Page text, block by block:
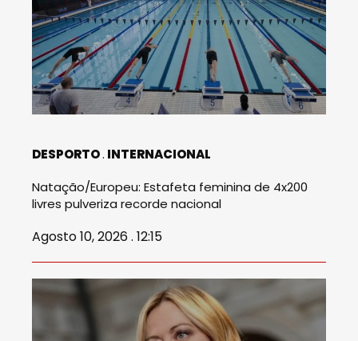
DESPORTO INTERNACIONAL
Natação/Europeu: Estafeta feminina de 4x200
livres pulveriza recorde nacional
Agosto 10, 2026 . 12:15